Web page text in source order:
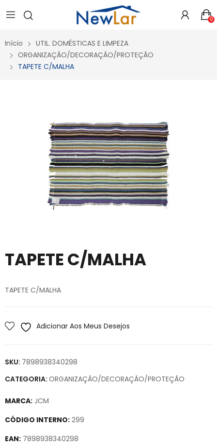
Secure crypto portfolio manager for desktops and mobile -
Visit Ledger Live
- easily manage, stake, and track assets. 0
Início
UTIL. DOMÉSTICAS E LIMPEZA
ORGANIZAÇÃO/DECORAÇÃO/PROTEÇÃO
TAPETE C/MALHA
TAPETE C/MALHA
TAPETE C/MALHA
Adicionar Aos Meus Desejos
SKU: 7898938340298
CATEGORIA: ORGANIZAÇÃO/DECORAÇÃO/PROTEÇÃO
MARCA: JCM
CÓDIGO INTERNO: 299
EAN: 7898938340298